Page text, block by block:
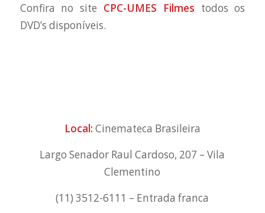
Confira no site CPC-UMES Filmes todos os
DVD’s disponíveis.
Local: Cinemateca Brasileira
Largo Senador Raul Cardoso, 207 – Vila
Clementino
(11) 3512-6111 – Entrada franca